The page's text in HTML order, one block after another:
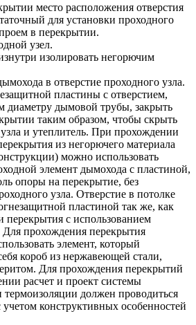
место расположения отверстия
для установки проходного
в перекрытии.
узел.
изолировать негорючим
в отверстие проходного узла.
пластины с отверстием,
диаметру дымовой трубы, закрыть
таким образом, чтобы скрыть
и утеплитель. При прохождении
из негорючего материала
можно использовать
элемент дымохода с пластиной,
опоры на перекрытие, без
узла. Отверстие в потолке
пластиной так же, как
перекрытия с использованием
Для прохождения перекрытия
элемент, который
короб из нержавеющей стали,
Для прохождения перекрытий
расчет и проект системы
термоизоляции должен проводиться
конструктивных особенностей